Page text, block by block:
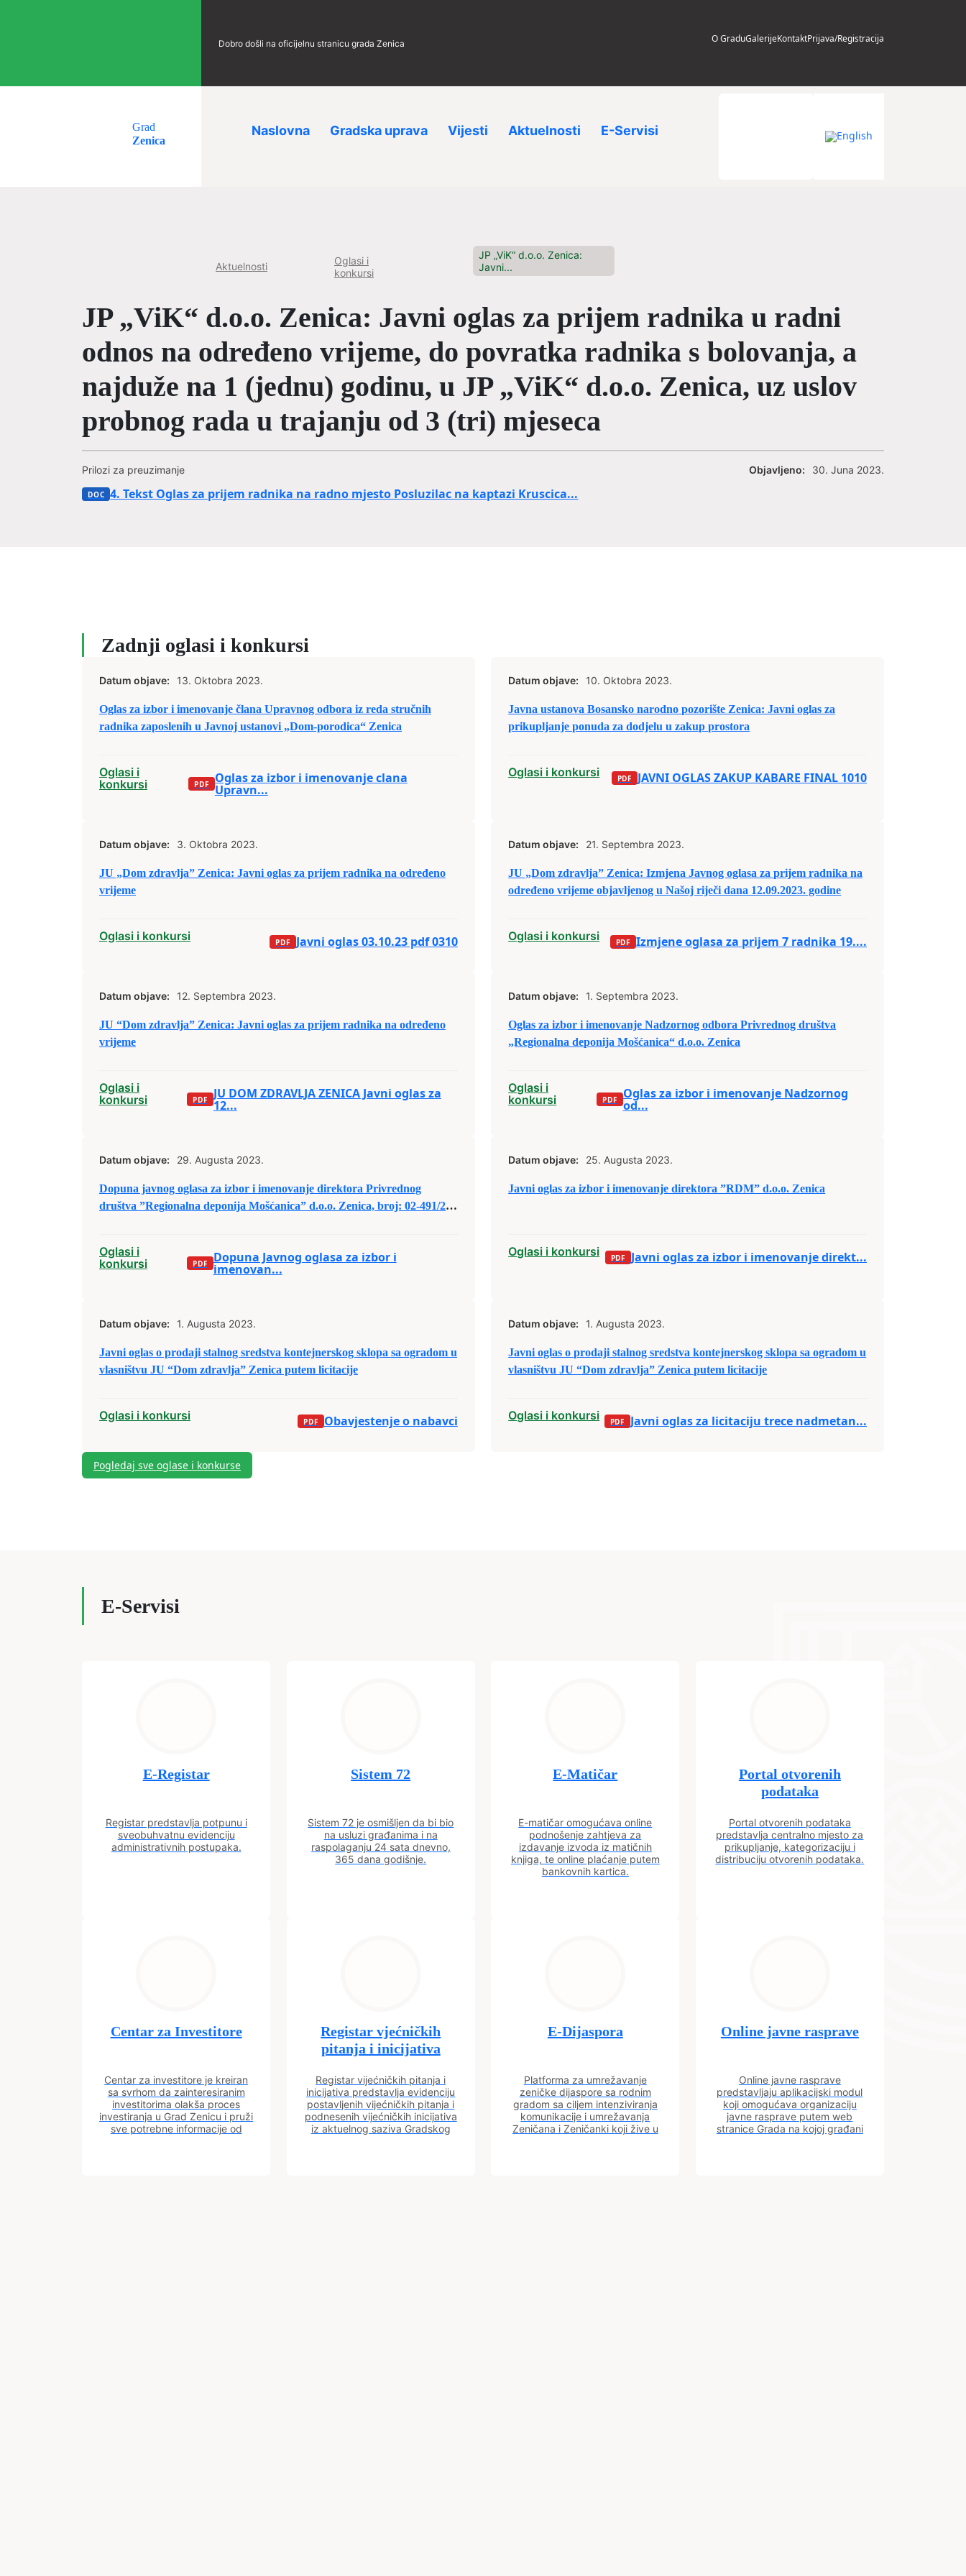
Dobro došli na oficijelnu stranicu grada Zenica O GraduGalerijeKontaktPrijava/Registracija
Grad
Zenica
Naslovna Gradska uprava Vijesti Aktuelnosti E-Servisi
Aktuelnosti
Oglasi i
konkursi
JP „ViK“ d.o.o. Zenica:
Javni...
JP „ViK“ d.o.o. Zenica: Javni oglas za prijem radnika u radni
odnos na određeno vrijeme, do povratka radnika s bolovanja, a
najduže na 1 (jednu) godinu, u JP „ViK“ d.o.o. Zenica, uz uslov
probnog rada u trajanju od 3 (tri) mjeseca
Prilozi za preuzimanje
4. Tekst Oglas za prijem radnika na radno mjesto Posluzilac na kaptazi Kruscica...
Objavljeno: 30. Juna 2023.
Zadnji oglasi i konkursi
Datum objave: 13. Oktobra 2023.
Oglas za izbor i imenovanje člana Upravnog odbora iz reda stručnih
radnika zaposlenih u Javnoj ustanovi „Dom-porodica“ Zenica
Oglasi i
konkursi
Oglas za izbor i imenovanje clana
Upravn...
Datum objave: 10. Oktobra 2023.
Javna ustanova Bosansko narodno pozorište Zenica: Javni oglas za
prikupljanje ponuda za dodjelu u zakup prostora
Oglasi i konkursi JAVNI OGLAS ZAKUP KABARE FINAL 1010
Datum objave: 3. Oktobra 2023.
JU „Dom zdravlja” Zenica: Javni oglas za prijem radnika na određeno
vrijeme
Oglasi i konkursi Javni oglas 03.10.23 pdf 0310
Datum objave: 21. Septembra 2023.
JU „Dom zdravlja” Zenica: Izmjena Javnog oglasa za prijem radnika na
određeno vrijeme objavljenog u Našoj riječi dana 12.09.2023. godine
Oglasi i konkursi Izmjene oglasa za prijem 7 radnika 19....
Datum objave: 12. Septembra 2023.
JU “Dom zdravlja” Zenica: Javni oglas za prijem radnika na određeno
vrijeme
Oglasi i
konkursi
JU DOM ZDRAVLJA ZENICA Javni oglas za
12...
Datum objave: 1. Septembra 2023.
Oglas za izbor i imenovanje Nadzornog odbora Privrednog društva
„Regionalna deponija Mošćanica“ d.o.o. Zenica
Oglasi i
konkursi
Oglas za izbor i imenovanje Nadzornog
od...
Datum objave: 29. Augusta 2023.
Dopuna javnog oglasa za izbor i imenovanje direktora Privrednog
društva ”Regionalna deponija Mošćanica” d.o.o. Zenica, broj: 02-491/23
Oglasi i
konkursi
Dopuna Javnog oglasa za izbor i
imenovan...
Datum objave: 25. Augusta 2023.
Javni oglas za izbor i imenovanje direktora ”RDM” d.o.o. Zenica
Oglasi i konkursi Javni oglas za izbor i imenovanje direkt...
Datum objave: 1. Augusta 2023.
Javni oglas o prodaji stalnog sredstva kontejnerskog sklopa sa ogradom u
vlasništvu JU “Dom zdravlja” Zenica putem licitacije
Oglasi i konkursi Obavjestenje o nabavci
Datum objave: 1. Augusta 2023.
Javni oglas o prodaji stalnog sredstva kontejnerskog sklopa sa ogradom u
vlasništvu JU “Dom zdravlja” Zenica putem licitacije
Oglasi i konkursi Javni oglas za licitaciju trece nadmetan...
Pogledaj sve oglase i konkurse
E-Servisi
E-Registar
Registar predstavlja potpunu i
sveobuhvatnu evidenciju
administrativnih postupaka.
Sistem 72
Sistem 72 je osmišljen da bi bio
na usluzi građanima i na
raspolaganju 24 sata dnevno,
365 dana godišnje.
E-Matičar
E-matičar omogućava online
podnošenje zahtjeva za
izdavanje izvoda iz matičnih
knjiga, te online plaćanje putem
bankovnih kartica.
Portal otvorenih
podataka
Portal otvorenih podataka
predstavlja centralno mjesto za
prikupljanje, kategorizaciju i
distribuciju otvorenih podataka.
Centar za Investitore
Centar za investitore je kreiran
sa svrhom da zainteresiranim
investitorima olakša proces
investiranja u Grad Zenicu i pruži
sve potrebne informacije od
Registar vjećničkih
pitanja i inicijativa
Registar vijećničkih pitanja i
inicijativa predstavlja evidenciju
postavljenih vijećničkih pitanja i
podnesenih vijećničkih inicijativa
iz aktuelnog saziva Gradskog
E-Dijaspora
Platforma za umrežavanje
zeničke dijaspore sa rodnim
gradom sa ciljem intenziviranja
komunikacije i umrežavanja
Zeničana i Zeničanki koji žive u
Online javne rasprave
Online javne rasprave
predstavljaju aplikacijski modul
koji omogućava organizaciju
javne rasprave putem web
stranice Grada na kojoj građani